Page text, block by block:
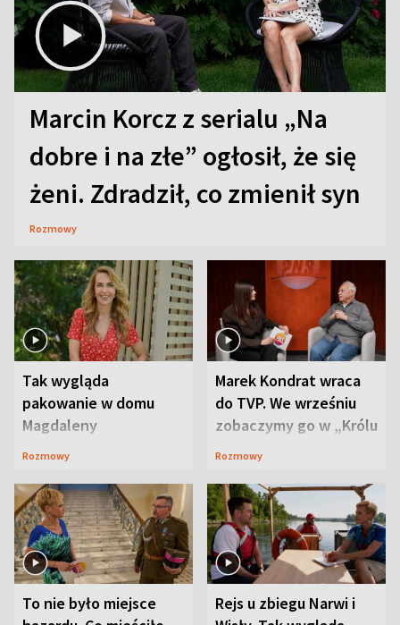
Marcin Korcz z serialu „Na
dobre i na złe” ogłosił, że się
żeni. Zdradził, co zmienił syn
Rozmowy
Tak wygląda
pakowanie w domu
Magdaleny
Waligórskiej-Lisieckiej.
Rozmowy
Marek Kondrat wraca
do TVP. We wrześniu
zobaczymy go w „Królu
Maciusiu I”
Rozmowy
To nie było miejsce
Rejs u zbiegu Narwi i